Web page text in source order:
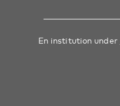
En institution under